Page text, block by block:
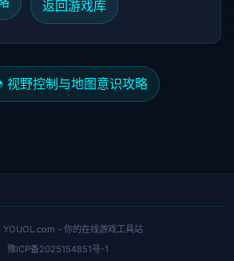
返回游戏库
野控制与地图意识攻略
- 你的在线游戏工具站
豫ICP备2025154851号-1